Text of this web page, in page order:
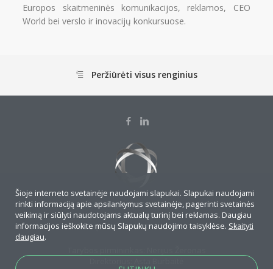
Europos skaitmeninės komunikacijos, reklamos, CEO
World bei verslo ir inovacijų konkursuose.
Peržiūrėti visus renginius
J.Savickio g. 4-7, LT-01108, Vilnius
Įmonės kodas: 295706790
Banko sąskaita: LT467044060001474155
Šioje interneto svetainėje naudojami slapukai. Slapukai naudojami
rinkti informaciją apie apsilankymus svetainėje, pagerinti svetainės
veikimą ir siūlyti naudotojams aktualų turinį bei reklamas. Daugiau
informacijos ieškokite mūsų Slapukų naudojimo taisyklėse. Skaityti
daugiau.